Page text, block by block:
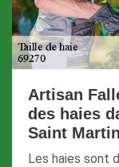
Artisan
des haies
Saint
Les haies sont